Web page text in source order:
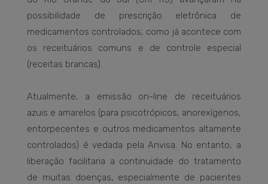
possibilidade de prescrição eletrônica de
medicamentos controlados, como já acontece com
os receituários comuns e de controle especial
(receitas brancas).
Atualmente, a emissão on-line de receituários
azuis e amarelos (para psicotrópicos, anorexígenos,
entorpecentes e outros medicamentos altamente
controlados) é vedada pela Anvisa. No entanto, a
liberação facilitaria a continuidade do tratamento
de muitas doenças, especialmente de pacientes